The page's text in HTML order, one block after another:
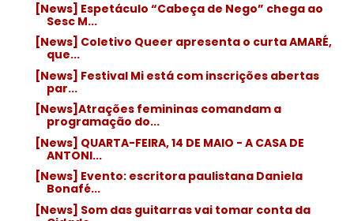
[News] Espetáculo “Cabeça de Nego” chega ao
Sesc M...
[News] Coletivo Queer apresenta o curta AMARÉ,
que...
[News] Festival Mi está com inscrições abertas
par...
[News]Atrações femininas comandam a
programação do...
[News] QUARTA-FEIRA, 14 DE MAIO - A CASA DE
ANTONI...
[News] Evento: escritora paulistana Daniela
Bonafé...
[News] Som das guitarras vai tomar conta da